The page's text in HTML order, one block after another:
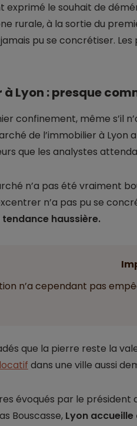
exprimé le souhait de
rurale, à la sortie du
pu se concrétiser.
Lyon : presque
confinement, même s’il
de l’immobilier à
que les analystes
n’a pas été vraiment
n’a pas pu se
haussière.
n’a cependant pas
que la pierre reste la
dans une ville aussi
évoqués par le président
Bouscasse, Lyon